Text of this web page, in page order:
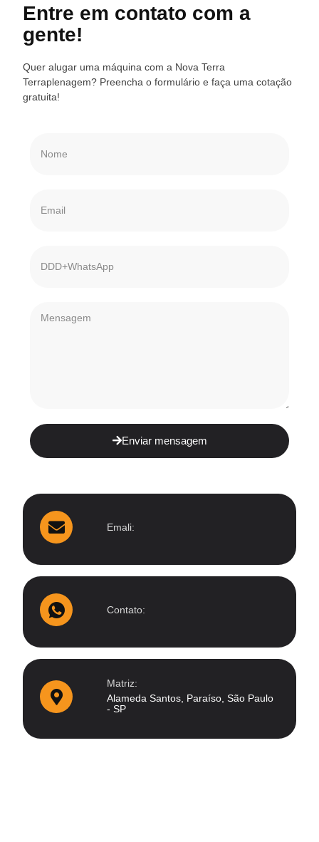
Entre em contato com a
gente!
Quer alugar uma máquina com a Nova Terra
Terraplenagem? Preencha o formulário e faça uma cotação
gratuita!
Enviar mensagem
Emali:
Contato:
Matriz:
Alameda Santos, Paraíso, São Paulo
- SP